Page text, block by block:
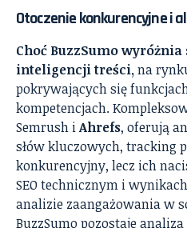
Otoczenie konkurencyjne i
Choć BuzzSumo
inteligencji treści,na
pokrywających się
kompetencjach.
Semrush iAhrefs, oferują
słów kluczowych, tracking
konkurencyjny, lecz ich
SEO technicznym i
analizie zaangażowania w
BuzzSumo pozostaje